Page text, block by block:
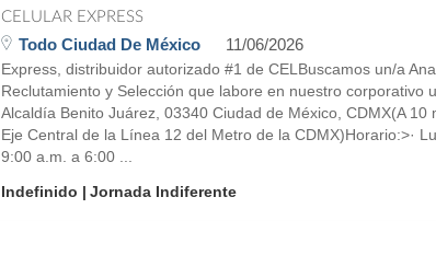
CELULAR EXPRESS
Todo Ciudad De México 11/06/2026
Express, distribuidor autorizado #1 de CELBuscamos un/a
Reclutamiento y Selección que labore en nuestro corporativo
Alcaldía Benito Juárez, 03340 Ciudad de México, CDMX(A 10
Eje Central de la Línea 12 del Metro de la CDMX)Horario:>·
9:00 a.m. a 6:00 ...
Indefinido
Jornada Indiferente